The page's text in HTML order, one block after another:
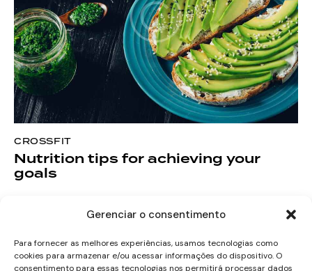
Gerenciar o consentimento
Para fornecer as melhores experiências, usamos tecnologias como
cookies para armazenar e/ou acessar informações do dispositivo. O
consentimento para essas tecnologias nos permitirá processar dados
CROSSFIT
Nutrition tips for achieving your
goals